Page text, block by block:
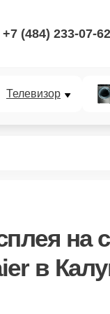
+7 (484) 233-07-62
Телевизор
на
в